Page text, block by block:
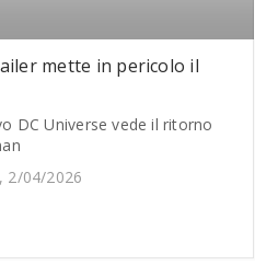
mette in pericolo il
DC Universe vede il ritorno
2/04/2026